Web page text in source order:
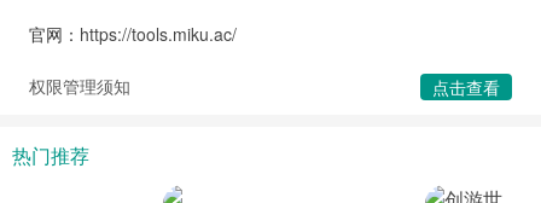
官网： https://tools.miku.ac/
权限管理须知 点击查看
热门推荐